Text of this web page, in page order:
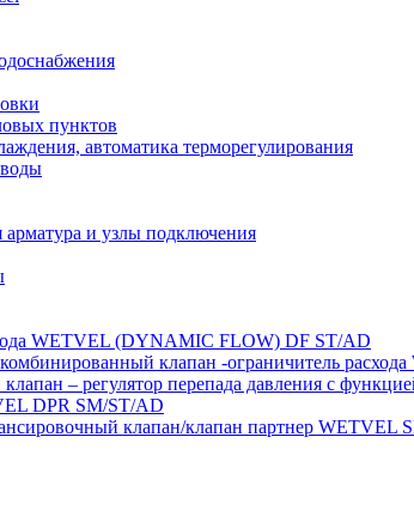
пунктов
автоматика терморегулирования
арматура и узлы подключения
WETVEL (DYNAMIC FLOW) DF ST/AD
клапан -ограничитель
клапан – регулятор перепада давления с
DPR SM/ST/AD
клапан/клапан партнер WETVEL